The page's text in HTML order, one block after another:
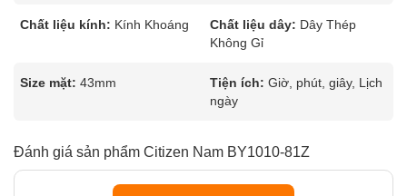
Chất liệu kính: Kính Khoáng Chất liệu dây: Dây Thép
Không Gỉ
Size mặt: 43mm Tiện ích: Giờ, phút, giây, Lịch
ngày
Đánh giá sản phẩm Citizen Nam BY1010-81Z